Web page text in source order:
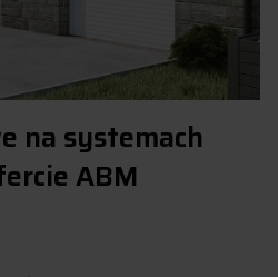
na systemach
ABM